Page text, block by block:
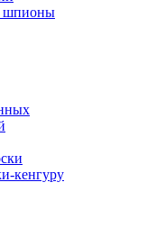
шпионы
кенгуру